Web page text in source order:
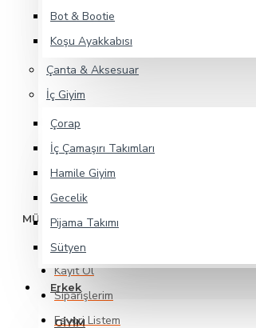
Bot & Bootie
Koşu Ayakkabısı
Çanta & Aksesuar
İç Giyim
Çorap
İç Çamaşırı Takımları
Hamile Giyim
Gecelik
Pijama Takımı
Sütyen
Erkek
GIYIM
Şartlar & Koşullar
İptal & İade Koşulları
Satıcı Sözleşmesi
İletişim
MÜŞTERİ HİZMETLERİ
Giriş Yap
Kayıt Ol
Siparişlerim
Favori Listem